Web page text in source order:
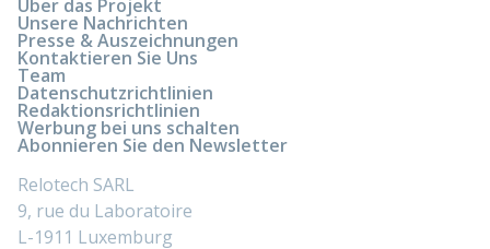
Über das Projekt
Unsere Nachrichten
Presse & Auszeichnungen
Kontaktieren Sie Uns
Team
Datenschutzrichtlinien
Redaktionsrichtlinien
Werbung bei uns schalten
Abonnieren Sie den Newsletter
Relotech SARL
9, rue du Laboratoire
L-1911 Luxemburg